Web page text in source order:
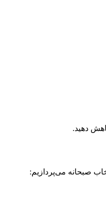
دهید.
صبحانه می‌پردازیم: